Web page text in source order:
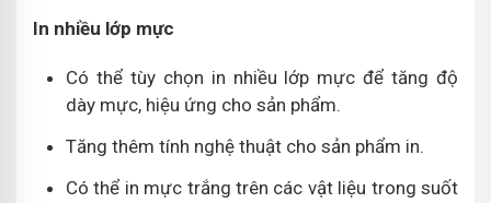
In nhiều lớp mực
Có thể tùy chọn in nhiều lớp mực để tăng độ
dày mực, hiệu ứng cho sản phẩm.
Tăng thêm tính nghệ thuật cho sản phẩm in.
Có thể in mực trắng trên các vật liệu trong suốt